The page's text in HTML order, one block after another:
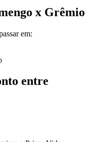
x Grêmio
em:
entre